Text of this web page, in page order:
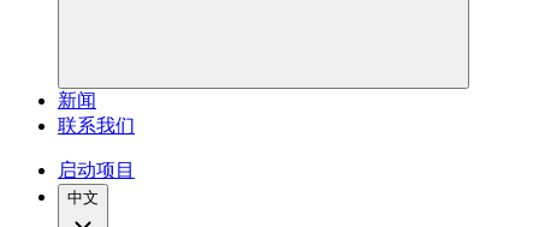
新闻
联系我们
启动项目
中文